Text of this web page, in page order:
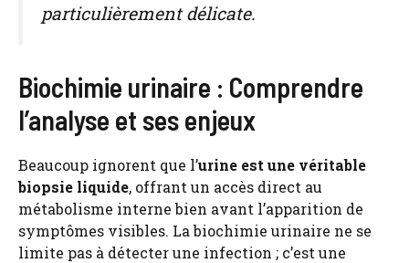
particulièrement délicate.
Biochimie urinaire : Comprendre
l’analyse et ses enjeux
Beaucoup ignorent que l’urine est une véritable
biopsie liquide, offrant un accès direct au
métabolisme interne bien avant l’apparition de
symptômes visibles. La biochimie urinaire ne se
limite pas à détecter une infection ; c’est une